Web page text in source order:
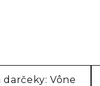
darčeky: Vône